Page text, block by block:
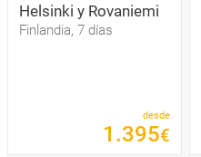
Helsinki y Rovaniemi
Finlandia, 7 días
desde
1 .395€